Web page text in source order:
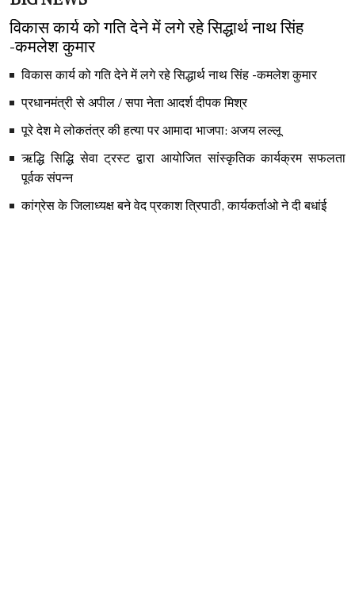
विकास कार्य को गति देने में लगे रहे सिद्धार्थ नाथ सिंह
-कमलेश कुमार
विकास कार्य को गति देने में लगे रहे सिद्धार्थ नाथ सिंह -कमलेश कुमार
प्रधानमंत्री से अपील / सपा नेता आदर्श दीपक मिश्र
पूरे देश मे लोकतंत्र की हत्या पर आमादा भाजपा: अजय लल्लू
ऋद्धि सिद्धि सेवा ट्रस्ट द्वारा आयोजित सांस्कृतिक कार्यक्रम सफलता
पूर्वक संपन्न
कांग्रेस के जिलाध्यक्ष बने वेद प्रकाश त्रिपाठी, कार्यकर्ताओ ने दी बधांई